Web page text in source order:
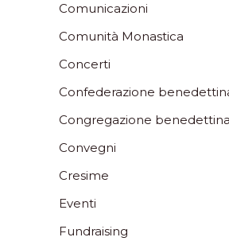
Comunicazioni
Comunità Monastica
Concerti
Confederazione
Congregazione benedettina
Convegni
Cresime
Eventi
Fundraising